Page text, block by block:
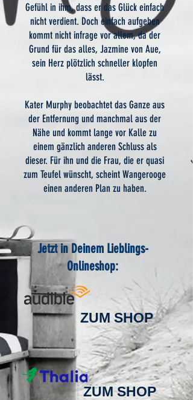
Gefühl in ihm, dass er das Glück einfach
nicht verdient. Doch einfach aufgeben
kommt nicht infrage vor allem, da der
Grund für das alles, Jazmine von Aue,
sein Herz plötzlich schneller klopfen
lässt.
Kater Murphy beobachtet das Ganze aus
der Entfernung und manchmal aus der
Nähe und kommt lange vor Kalle zu
einem gänzlich anderen Schluss als
dieser. Für ihn und die Frau, die er quasi
zum Teufel wünscht, scheint Wangerooge
einen anderen Plan zu haben.
Jetzt in Deinem Lieblings-
Onlineshop:
ZUM SHOP
ZUM SHOP